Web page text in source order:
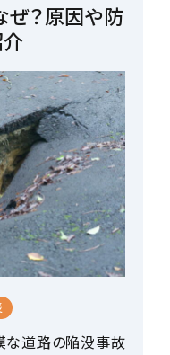
？原因や防
な道路の陥没事故